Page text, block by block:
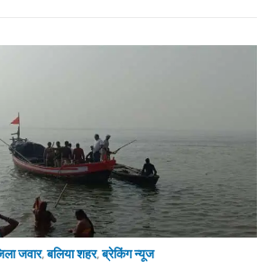
जवार,बलिया शहर,ब्रेकिंग न्यूज